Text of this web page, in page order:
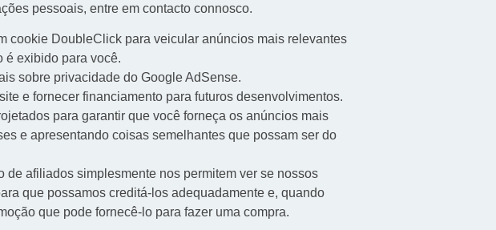
pessoais, entre em contacto connosco.
cookie DoubleClick para veicular anúncios mais relevantes
é exibido para você.
sobre privacidade do Google AdSense.
e fornecer financiamento para futuros desenvolvimentos.
para garantir que você forneça os anúncios mais
e apresentando coisas semelhantes que possam ser do
afiliados simplesmente nos permitem ver se nossos
que possamos creditá-los adequadamente e, quando
que pode fornecê-lo para fazer uma compra.